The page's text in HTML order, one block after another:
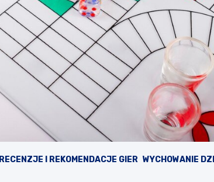
RECENZJE I REKOMENDACJE GIER WYCHOWANIE